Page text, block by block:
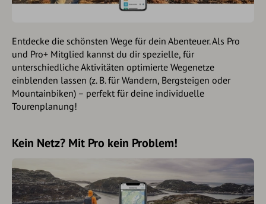
Entdecke die schönsten Wege für dein Abenteuer. Als Pro
und Pro+ Mitglied kannst du dir spezielle, für
unterschiedliche Aktivitäten optimierte Wegenetze
einblenden lassen (z. B. für Wandern, Bergsteigen oder
Mountainbiken) – perfekt für deine individuelle
Tourenplanung!
Kein Netz? Mit Pro kein Problem!